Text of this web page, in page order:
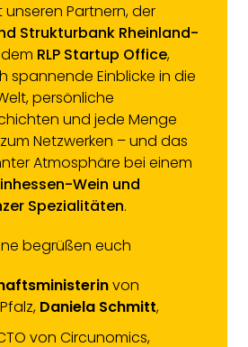
Partnern, der
Strukturbank Rheinland-
RLP Startup Office,
spannende Einblicke in die
persönliche
und jede Menge
Netzwerken – und das
Atmosphäre bei einem
Wein und
Spezialitäten.
begrüßen euch
von
Daniela Schmitt,
von Circunomics,